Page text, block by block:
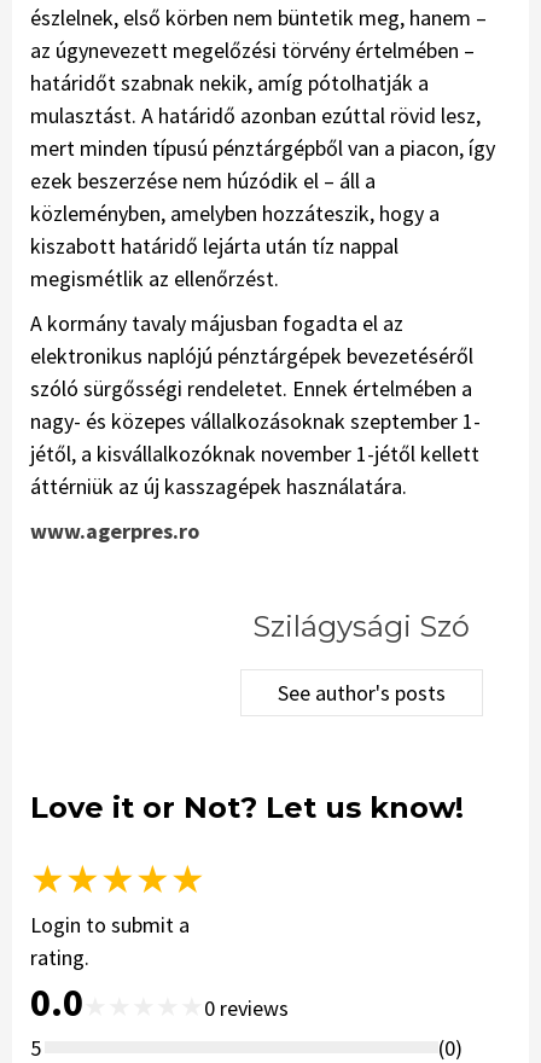
észlelnek, első körben nem büntetik meg, hanem –
az úgynevezett megelőzési törvény értelmében –
határidőt szabnak nekik, amíg pótolhatják a
mulasztást. A határidő azonban ezúttal rövid lesz,
mert minden típusú pénztárgépből van a piacon, így
ezek beszerzése nem húzódik el – áll a
közleményben, amelyben hozzáteszik, hogy a
kiszabott határidő lejárta után tíz nappal
megismétlik az ellenőrzést.
A kormány tavaly májusban fogadta el az
elektronikus naplójú pénztárgépek bevezetéséről
szóló sürgősségi rendeletet. Ennek értelmében a
nagy- és közepes vállalkozásoknak szeptember 1-
jétől, a kisvállalkozóknak november 1-jétől kellett
áttérniük az új kasszagépek használatára.
www.agerpres.ro
Szilágysági Szó
See author's posts
Love it or Not? Let us know!
★★★★★
Login to submit a
rating.
0.0 0 reviews
5
(0)